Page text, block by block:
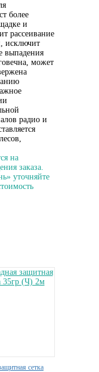
более
и
рассеивание
исключит
выпадения
может
радио и
на
заказа.
уточняйте
сетка